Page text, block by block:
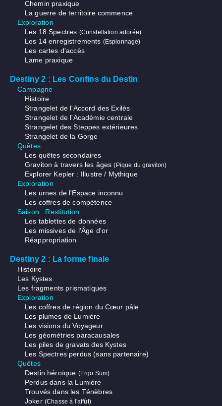
Chemin praxique
La guerre de territoire commence
Exploration
Les 18 Spectres (Constellation adorée)
Les 14 enregistrements (Espionnage)
Les cartes d'accès
Lame praxique
Destiny 2 : Les Confins du Destin
Campagne
Histoire
Strangelet de l'Accord des Exilés
Strangelet de l'Académie centrale
Strangelet des Steppes extérieures
Strangelet de la Gorge
Quêtes
Les quêtes secondaires
Graviton à travers les âges(Pique du graviton)
Explorer Kepler : Illustre / Mythique
Exploration
Les urnes de l'Espace inconnu
Les coffres de compétence
Saison : Restitution
Les tablettes de données
Les missives de l'Âge d'or
Réappropriation
Destiny 2 : La forme finale
Histoire
Les Kystes
Les fragments prismatiques
Exploration
Les coffres de région du Cœur pâle
Les plumes de Lumière
Les visions du Voyageur
Les géométries paracausales
Les piles de gravats des Kystes
Les Spectres perdus (sans partenaire)
Quêtes
Destin héroïque (Ergo Sum)
Perdus dans la Lumière
Trouvés dans les Ténèbres
Joker (Chasse à l'affût)